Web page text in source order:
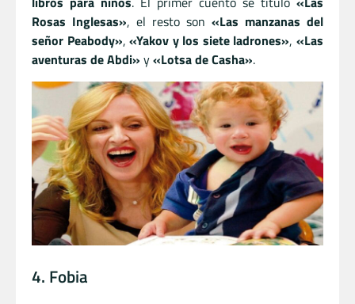
Rosas Inglesas», el resto son «Las manzanas del
señor Peabody»,«Yakov y los siete ladrones»,«Las
aventuras de Abdi» y«Lotsa de Casha».
4. Fobia